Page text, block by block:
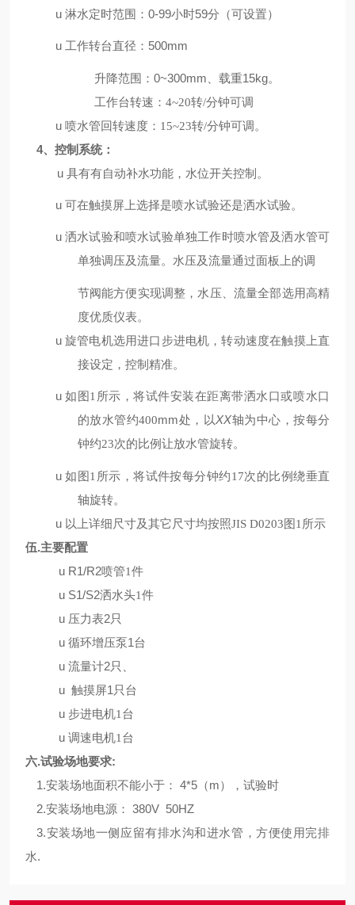
u 淋水定时范围：0-99小时59分 （可设置）
u 工作转台直径 ： 500mm
升降范围 ： 0~300mm、 载重15kg。
工作台转速： 4~20转/分钟可调
u 喷水管回转速度： 15~23转/分钟可调。
4、控制系统：
u 具有有自动补水功能，水位开关控制。
u 可在触摸屏上选择是喷水试验还是洒水试验。
u 洒水试验和喷水试验单独工作时喷水管及洒水管可
单独调压及流量。 水压及流量通过面板上的调
节阀能方便实现调整，水压、流量全部选用高精
度优质仪表。
u 旋管电机选用进口步进电机，转动速度在触摸上直
接设定，控制精准。
u如图1 所示，将试件安装在距离带洒水口或喷水口
的放水管约400mm处，以XX轴为中心，按每分
钟约23次的比例让放水管旋转。
u如图1 所示，将试件按每分钟约17次的比例绕垂直
轴旋转。
u 以上详细尺寸及其它尺寸均按照JIS D0203图1 所示
伍.主要配置
u R1/R2喷管1件
u S1/S2洒水头1件
u 压力表2只
u 循环增压泵1台
u 流量计2只、
u 触摸屏1只台
u 步进电机1 台
u 调速电机1 台
六.试验场地要求:
1.安装场地面积不能小于： 4*5（m），试验时
2.安装场地电源： 380V 50HZ
3.安装场地一侧应留有排水沟和进水管，方便使用完排
水.